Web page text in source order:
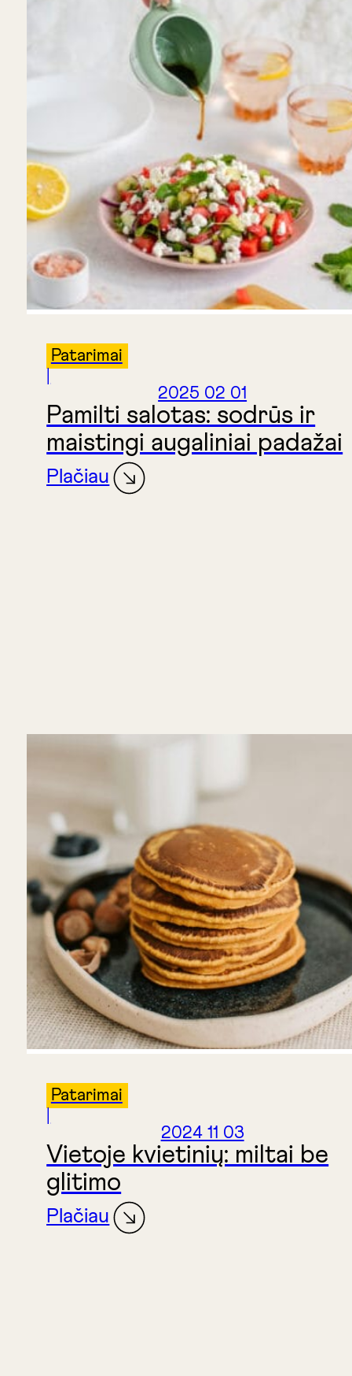
Patarimai
2025 02 01
Pamilti salotas: sodrūs ir
maistingi augaliniai padažai
Plačiau
Patarimai
2024 11 03
Vietoje kvietinių: miltai be
glitimo
Plačiau